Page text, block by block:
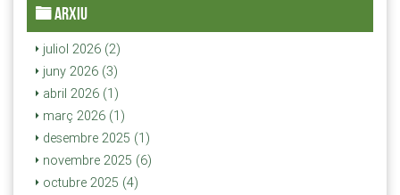
ARXIU
juliol 2026 (2)
juny 2026 (3)
abril 2026 (1)
març 2026 (1)
desembre 2025 (1)
novembre 2025 (6)
octubre 2025 (4)